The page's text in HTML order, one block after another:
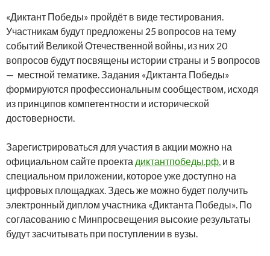
«Диктант Победы» пройдёт в виде тестирования.
Участникам будут предложены 25 вопросов на тему
событий Великой Отечественной войны, из них 20
вопросов будут посвящены истории страны и 5 вопросов
— местной тематике. Задания «Диктанта Победы»
формируются профессиональным сообществом, исходя
из принципов компетентности и исторической
достоверности.
Зарегистрироваться для участия в акции можно на
официальном сайте проекта диктантпобеды.рф. и в
специальном приложении, которое уже доступно на
цифровых площадках. Здесь же можно будет получить
электронный диплом участника «Диктанта Победы». По
согласованию с Минпросвещения высокие результаты
будут засчитывать при поступлении в вузы.